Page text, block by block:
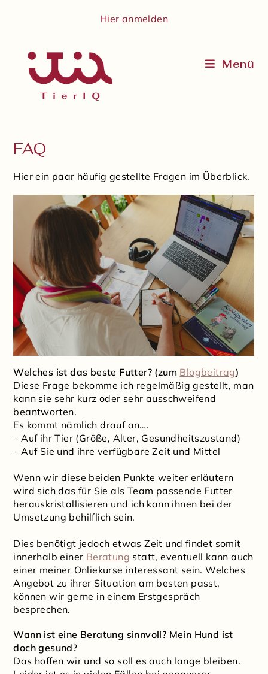
Hier anmelden
Menü
FAQ
Hier ein paar häufig gestellte Fragen im Überblick.
Welches ist das beste Futter? (zum Blogbeitrag)
Diese Frage bekomme ich regelmäßig gestellt, man
kann sie sehr kurz oder sehr ausschweifend
beantworten.
Es kommt nämlich drauf an….
– Auf ihr Tier (Größe, Alter, Gesundheitszustand)
– Auf Sie und ihre verfügbare Zeit und Mittel
Wenn wir diese beiden Punkte weiter erläutern
wird sich das für Sie als Team passende Futter
herauskristallisieren und ich kann ihnen bei der
Umsetzung behilflich sein.
Dies benötigt jedoch etwas Zeit und findet somit
innerhalb einer Beratung statt, eventuell kann auch
einer meiner Onliekurse interessant sein. Welches
Angebot zu ihrer Situation am besten passt,
können wir gerne in einem Erstgespräch
besprechen.
Wann ist eine Beratung sinnvoll? Mein Hund ist
doch gesund?
Das hoffen wir und so soll es auch lange bleiben.